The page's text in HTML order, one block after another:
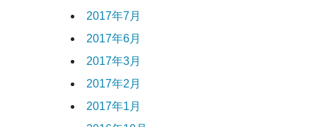
2017年7月
2017年6月
2017年3月
2017年2月
2017年1月